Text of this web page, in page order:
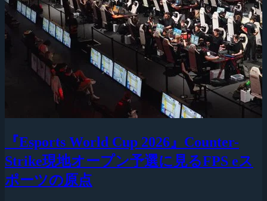
『Esports World Cup 2026』Counter-
Strike現地オープン予選に見るFPS eス
ポーツの原点